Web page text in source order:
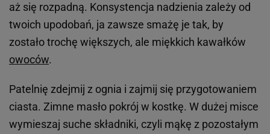
aż się rozpadną. Konsystencja nadzienia zależy od
twoich upodobań, ja zawsze smażę je tak, by
zostało trochę większych, ale miękkich kawałków
owoców.
Patelnię zdejmij z ognia i zajmij się przygotowaniem
ciasta. Zimne masło pokrój w kostkę. W dużej misce
wymieszaj suche składniki, czyli mąkę z pozostałym